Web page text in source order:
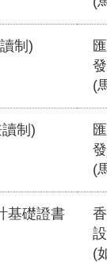
制)
(
制)
(
基礎證書
(